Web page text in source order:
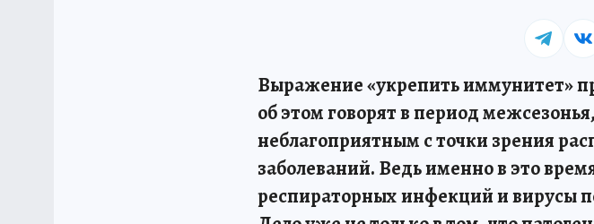
Выражение «укрепить иммунитет»
об этом говорят в период
неблагоприятным с точки зрения
заболеваний. Ведь именно в это
респираторных инфекций и вирусы